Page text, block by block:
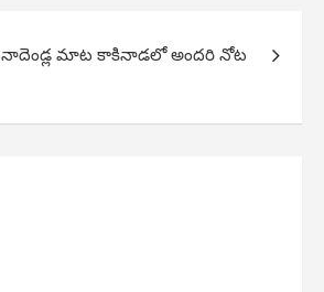
నాదెండ్ల మాట కాకినాడలో అందరి నోట